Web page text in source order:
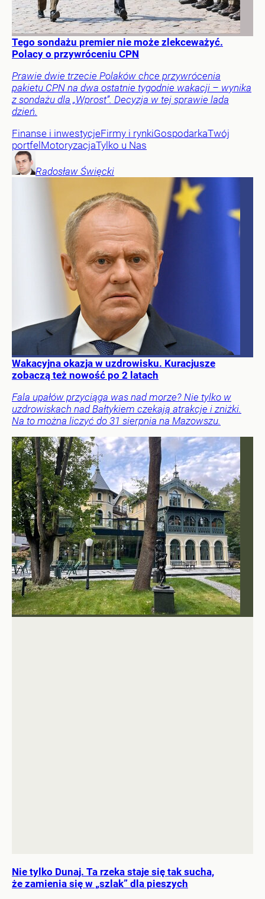
Tego sondażu premier nie może zlekceważyć.
Polacy o przywróceniu CPN
Prawie dwie trzecie Polaków chce przywrócenia
pakietu CPN na dwa ostatnie tygodnie wakacji – wynika
z sondażu dla „Wprost”. Decyzja w tej sprawie lada
dzień.
Finanse i inwestycjeFirmy i rynkiGospodarkaTwój
portfel MotoryzacjaTylko u Nas
Radosław Święcki
Wakacyjna okazja w uzdrowisku. Kuracjusze
zobaczą też nowość po 2 latach
Fala upałów przyciąga was nad morze? Nie tylko w
uzdrowiskach nad Bałtykiem czekają atrakcje i zniżki.
Na to można liczyć do 31 sierpnia na Mazowszu.
Nie tylko Dunaj. Ta rzeka staje się tak sucha,
że zamienia się w „szlak” dla pieszych